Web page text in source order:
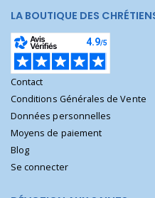
LA BOUTIQUE DES
Contact
Conditions Générales de Vente
Données personnelles
Moyens de paiement
Blog
Se connecter